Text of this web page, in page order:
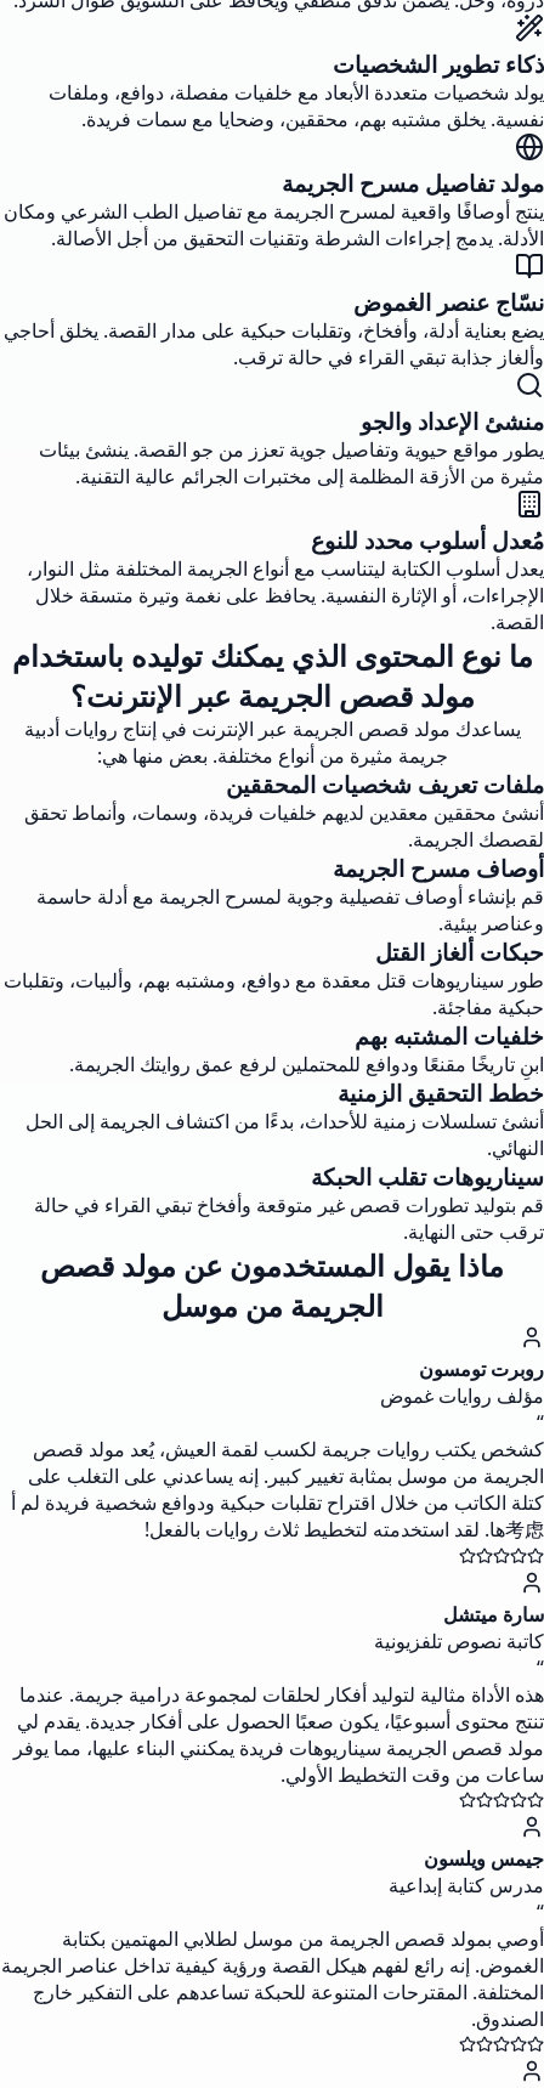
ذكاء تطوير الشخصيات
يولد شخصيات متعددة الأبعاد مع خلفيات مفصلة، دوافع، وملفات
نفسية. يخلق مشتبه بهم، محققين، وضحايا مع سمات فريدة.
مولد تفاصيل مسرح الجريمة
ينتج أوصافًا واقعية لمسرح الجريمة مع تفاصيل الطب الشرعي ومكان
الأدلة. يدمج إجراءات الشرطة وتقنيات التحقيق من أجل الأصالة.
نسّاج عنصر الغموض
يضع بعناية أدلة، وأفخاخ، وتقلبات حبكية على مدار القصة. يخلق أحاجي
وألغاز جذابة تبقي القراء في حالة ترقب.
منشئ الإعداد والجو
يطور مواقع حيوية وتفاصيل جوية تعزز من جو القصة. ينشئ بيئات
مثيرة من الأزقة المظلمة إلى مختبرات الجرائم عالية التقنية.
مُعدل أسلوب محدد للنوع
يعدل أسلوب الكتابة ليتناسب مع أنواع الجريمة المختلفة مثل النوار،
الإجراءات، أو الإثارة النفسية. يحافظ على نغمة وتيرة متسقة خلال
القصة.
ما نوع المحتوى الذي يمكنك توليده باستخدام
مولد قصص الجريمة عبر الإنترنت؟
يساعدك مولد قصص الجريمة عبر الإنترنت في إنتاج روايات أدبية
جريمة مثيرة من أنواع مختلفة. بعض منها هي:
ملفات تعريف شخصيات المحققين
أنشئ محققين معقدين لديهم خلفيات فريدة، وسمات، وأنماط تحقق
لقصصك الجريمة.
أوصاف مسرح الجريمة
قم بإنشاء أوصاف تفصيلية وجوية لمسرح الجريمة مع أدلة حاسمة
وعناصر بيئية.
حبكات ألغاز القتل
طور سيناريوهات قتل معقدة مع دوافع، ومشتبه بهم، وألبيات، وتقلبات
حبكية مفاجئة.
خلفيات المشتبه بهم
ابنِ تاريخًا مقنعًا ودوافع للمحتملين لرفع عمق روايتك الجريمة.
خطط التحقيق الزمنية
أنشئ تسلسلات زمنية للأحداث، بدءًا من اكتشاف الجريمة إلى الحل
النهائي.
سيناريوهات تقلب الحبكة
قم بتوليد تطورات قصص غير متوقعة وأفخاخ تبقي القراء في حالة
ترقب حتى النهاية.
ماذا يقول المستخدمون عن مولد قصص
الجريمة من موسل
روبرت تومسون
مؤلف روايات غموض
“
كشخص يكتب روايات جريمة لكسب لقمة العيش، يُعد مولد قصص
الجريمة من موسل بمثابة تغيير كبير. إنه يساعدني على التغلب على
كتلة الكاتب من خلال اقتراح تقلبات حبكية ودوافع شخصية فريدة لم أ
考虑ها. لقد استخدمته لتخطيط ثلاث روايات بالفعل!
سارة ميتشل
كاتبة نصوص تلفزيونية
“
هذه الأداة مثالية لتوليد أفكار لحلقات لمجموعة درامية جريمة. عندما
تنتج محتوى أسبوعيًا، يكون صعبًا الحصول على أفكار جديدة. يقدم لي
مولد قصص الجريمة سيناريوهات فريدة يمكنني البناء عليها، مما يوفر
ساعات من وقت التخطيط الأولي.
جيمس ويلسون
مدرس كتابة إبداعية
“
أوصي بمولد قصص الجريمة من موسل لطلابي المهتمين بكتابة
الغموض. إنه رائع لفهم هيكل القصة ورؤية كيفية تداخل عناصر الجريمة
المختلفة. المقترحات المتنوعة للحبكة تساعدهم على التفكير خارج
الصندوق.